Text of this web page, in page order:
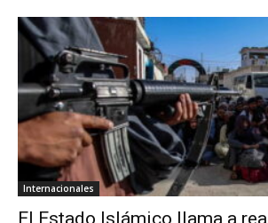
Internacionales
El Estado Islámico llama a